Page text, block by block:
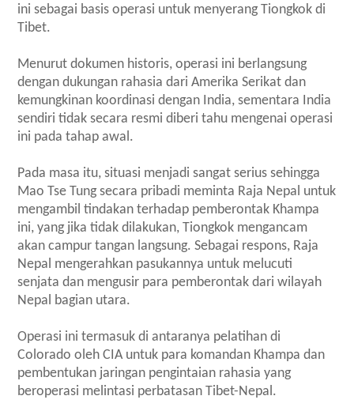
ini sebagai basis operasi untuk menyerang Tiongkok di
Tibet.
Menurut dokumen historis, operasi ini berlangsung
dengan dukungan rahasia dari Amerika Serikat dan
kemungkinan koordinasi dengan India, sementara India
sendiri tidak secara resmi diberi tahu mengenai operasi
ini pada tahap awal.
Pada masa itu, situasi menjadi sangat serius sehingga
Mao Tse Tung secara pribadi meminta Raja Nepal untuk
mengambil tindakan terhadap pemberontak Khampa
ini, yang jika tidak dilakukan, Tiongkok mengancam
akan campur tangan langsung. Sebagai respons, Raja
Nepal mengerahkan pasukannya untuk melucuti
senjata dan mengusir para pemberontak dari wilayah
Nepal bagian utara.
Operasi ini termasuk di antaranya pelatihan di
Colorado oleh CIA untuk para komandan Khampa dan
pembentukan jaringan pengintaian rahasia yang
beroperasi melintasi perbatasan Tibet-Nepal.